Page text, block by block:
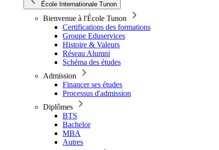
École Internationale Tunon
Bienvenue à l'École Tunon
Certifications des formations
Groupe Eduservices
Histoire & Valeurs
Réseau Alumni
Schéma des études
Admission
Financer ses études
Processus d'admission
Diplômes
BTS
Bachelor
MBA
Autres